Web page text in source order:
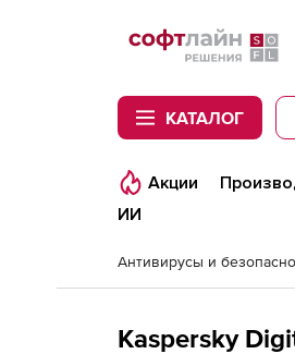
Softline
КАТАЛОГ
Акции
ИИ
Антивирусы и
Kaspersky